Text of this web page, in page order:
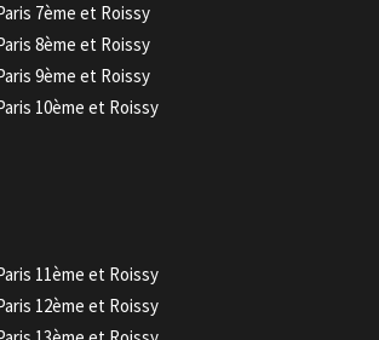
7ème et Roissy
8ème et Roissy
9ème et Roissy
10ème et Roissy
11ème et Roissy
12ème et Roissy